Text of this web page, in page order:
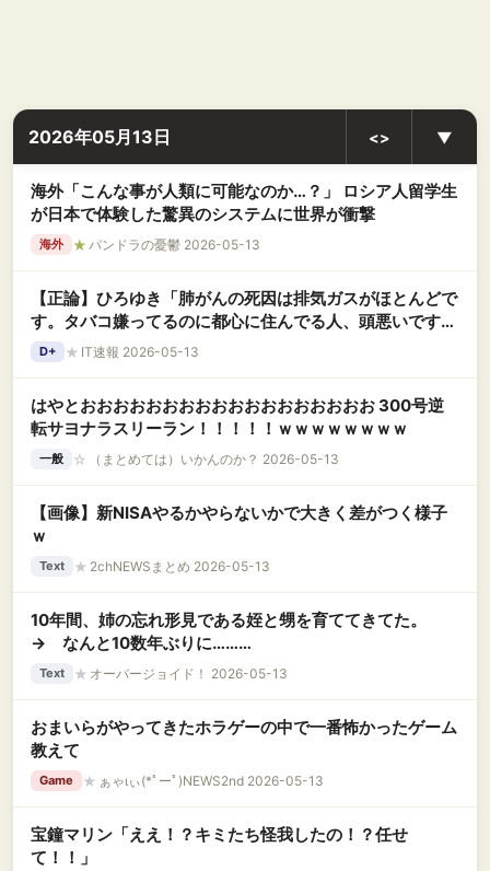
2026年05月13日 <> ▼
海外「こんな事が人類に可能なのか…？」 ロシア人留学生
が日本で体験した驚異のシステムに世界が衝撃
海外 ★ パンドラの憂鬱 2026-05-13
【正論】ひろゆき「肺がんの死因は排気ガスがほとんどで
す。タバコ嫌ってるのに都心に住んでる人、頭悪いです
よ」
D+ ★ IT速報 2026-05-13
はやとおおおおおおおおおおおおおおおおおお 300号逆
転サヨナラスリーラン！！！！！ｗｗｗｗｗｗｗｗ
一般 ☆ （まとめては）いかんのか？ 2026-05-13
【画像】新NISAやるかやらないかで大きく差がつく様子
ｗ
Text ★ 2chNEWSまとめ 2026-05-13
10年間、姉の忘れ形見である姪と甥を育ててきてた。
→ なんと10数年ぶりに………
Text ★ オーバージョイド！ 2026-05-13
おまいらがやってきたホラゲーの中で一番怖かったゲーム
教えて
Game ★ ぁゃιぃ(*ﾟーﾟ)NEWS2nd 2026-05-13
宝鐘マリン「ええ！？キミたち怪我したの！？任せ
て！！」